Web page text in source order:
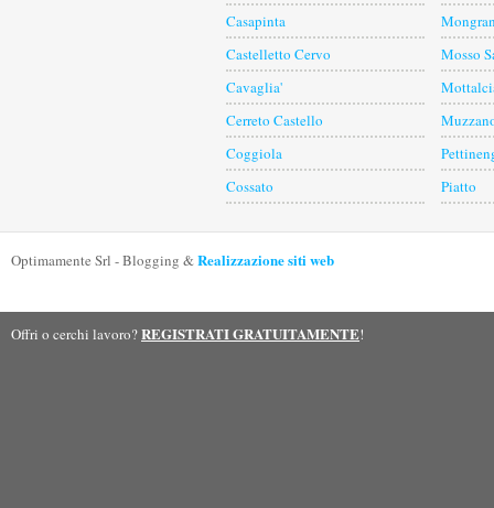
Casapinta
Castelletto Cervo
Cavaglia'
Cerreto Castello
Coggiola
Cossato
Mosso
Piatto
Optimamente Srl - Blogging &Realizzazione siti web
Offri o cerchi lavoro?REGISTRATI GRATUITAMENTE!